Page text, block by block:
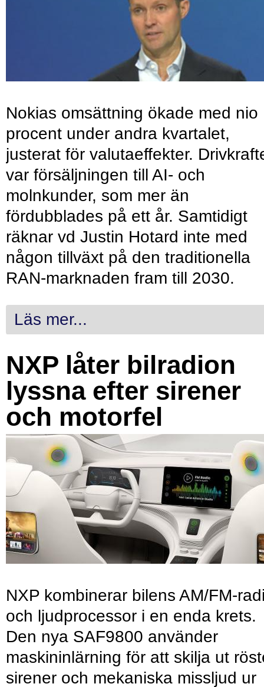
Nokias omsättning ökade med nio
procent under andra kvartalet,
justerat för valutaeffekter.
var försäljningen till AI- och
molnkunder, som mer än
fördubblades på ett år. Samtidigt
räknar vd Justin Hotard inte med
någon tillväxt på den traditionella
RAN-marknaden fram till 2030.
Läs mer...
NXP låter bilradion
lyssna efter sirener
och motorfel
NXP kombinerar bilens AM/FM-
och ljudprocessor i en enda krets.
Den nya SAF9800 använder
maskininlärning för att skilja ut
sirener och mekaniska missljud ur